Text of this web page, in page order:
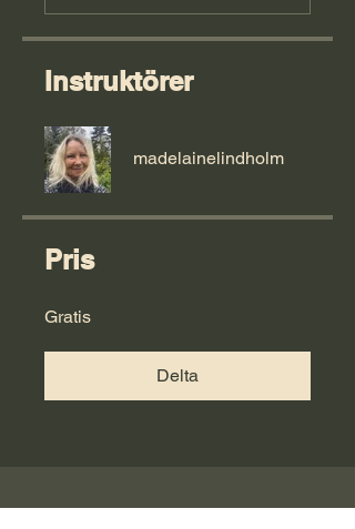
Instruktörer
madelainelindholm
Pris
Gratis
Delta